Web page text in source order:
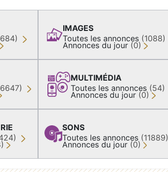
IMAGES
Toutes les annonces (1088)
Annonces du jour (0)
MULTIMÉDIA
Toutes les annonces (54)
Annonces du jour (0)
SONS
Toutes les annonces (11889)
Annonces du jour (0)